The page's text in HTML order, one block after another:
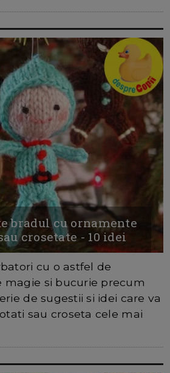
bradul cu ornamente
crosetate - 10 idei
cu o astfel de
magie si bucurie precum
de sugestii si idei care va
sau croseta cele mai